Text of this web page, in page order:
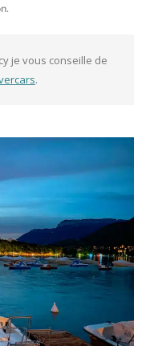
je vous conseille de
.